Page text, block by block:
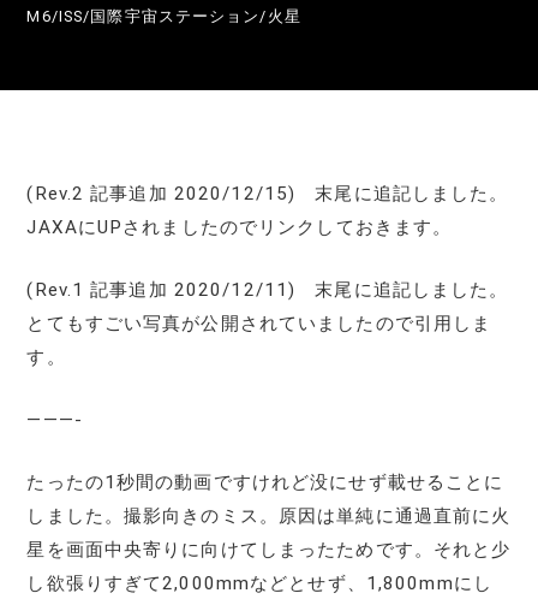
M6/ISS/ 国際宇宙ステーション / 火星
(Rev.2 記事追加 2020/12/15) 末尾に追記しました。
JAXAにUPされましたのでリンクしておきます。
(Rev.1 記事追加 2020/12/11) 末尾に追記しました。
とてもすごい写真が公開されていましたので引用しま
す。
———-
たったの1秒間の動画ですけれど没にせず載せることに
しました。撮影向きのミス。原因は単純に通過直前に火
星を画面中央寄りに向けてしまったためです。それと少
し欲張りすぎて2,000mmなどとせず、1,800mmにし